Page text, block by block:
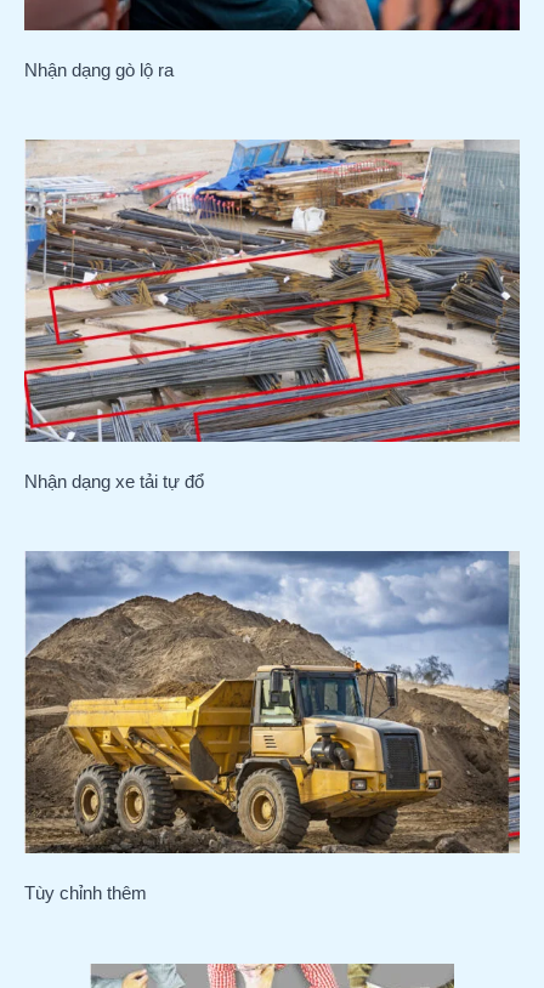
Nhận dạng gò lộ ra
Nhận dạng xe tải tự đổ
Tùy chỉnh thêm